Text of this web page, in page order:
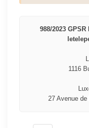
988/2023
1116
27 Avenue